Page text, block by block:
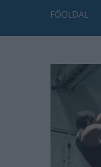
FŐOLDAL